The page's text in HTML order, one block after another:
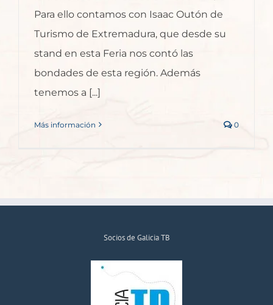
Para ello contamos con Isaac Outón de
Turismo de Extremadura, que desde su
stand en esta Feria nos contó las
bondades de esta región. Además
tenemos a [...]
Más información 0
Socios de Galicia TB